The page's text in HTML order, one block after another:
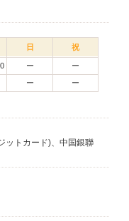
日 祝
ー
ー
ー ー
ットカード)、中国銀聯